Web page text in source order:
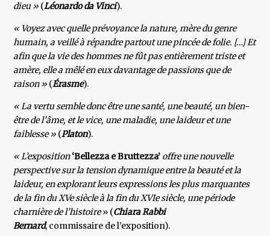
dieu » (Léonardo da Vinci).
« Voyez avec quelle prévoyance la nature, mère du genre
humain, a veillé à répandre partout une pincée de folie. […] Et
afin que la vie des hommes ne fût pas entièrement triste et
amère, elle a mêlé en eux davantage de passions que de
raison » (Érasme).
« La vertu semble donc être une santé, une beauté, un bien-
être de l’âme, et le vice, une maladie, une laideur et une
faiblesse » (Platon).
« L’exposition‘Bellezza e Bruttezza’ offre une nouvelle
perspective sur la tension dynamique entre la beauté et la
laideur, en explorant leurs expressions les plus marquantes
de la fin du XVe siècle à la fin du XVIe siècle, une période
charnière de l’histoire» (Chiara Rabbi
Bernard, commissaire de l’exposition).